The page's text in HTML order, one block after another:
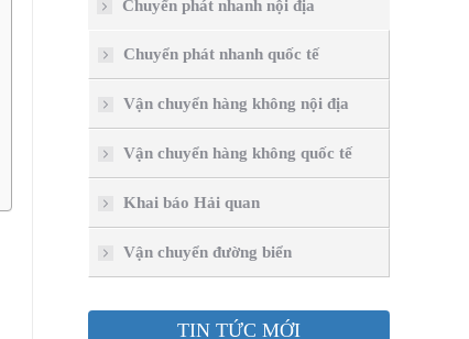
Chuyển phát nhanh nội địa
Chuyển phát nhanh quốc tế
Vận chuyển hàng không nội địa
Vận chuyển hàng không quốc tế
Khai báo Hải quan
Vận chuyển đường biển
TIN TỨC MỚI